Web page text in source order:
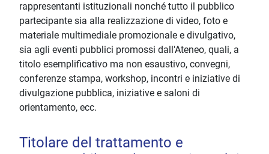
rappresentanti istituzionali nonché tutto il pubblico
partecipante sia alla realizzazione di video, foto e
materiale multimediale promozionale e divulgativo,
sia agli eventi pubblici promossi dall'Ateneo, quali, a
titolo esemplificativo ma non esaustivo, convegni,
conferenze stampa, workshop, incontri e iniziative di
divulgazione pubblica, iniziative e saloni di
orientamento, ecc.
Titolare del trattamento e